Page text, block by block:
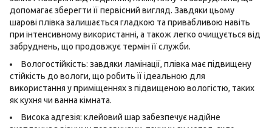
допомагає зберегти її первісний вигляд. Завдяки цьому
шарові плівка залишається гладкою та привабливою навіть
при інтенсивному використанні, а також легко очищується від
забруднень, що продовжує термін її служби.
Вологостійкість: завдяки ламінації, плівка має підвищену
стійкість до вологи, що робить її ідеальною для
використання у приміщеннях з підвищеною вологістю, таких
як кухня чи ванна кімната.
Висока адгезія: клейовий шар забезпечує надійне